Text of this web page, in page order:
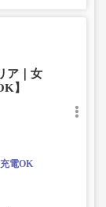
ア｜女
】
充電OK